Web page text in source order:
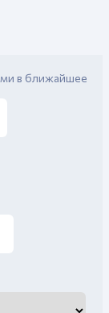
в ближайшее